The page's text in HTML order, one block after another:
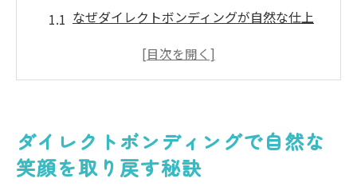
なぜダイレクトボンディングが自然な仕上
自然な笑顔のために選ばれるダイレクトボ
ングの自然さ
歯の形状と色調を自然に再現する技術
ダイレクトボンディングで自然な
笑顔を取り戻す秘訣